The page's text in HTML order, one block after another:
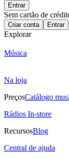
Entrar
Sem cartão de
Criar conta Entrar
Explorar
Música
Na loja
PreçosCatálogo
Rádios In-store
RecursosBlog
Central de ajuda